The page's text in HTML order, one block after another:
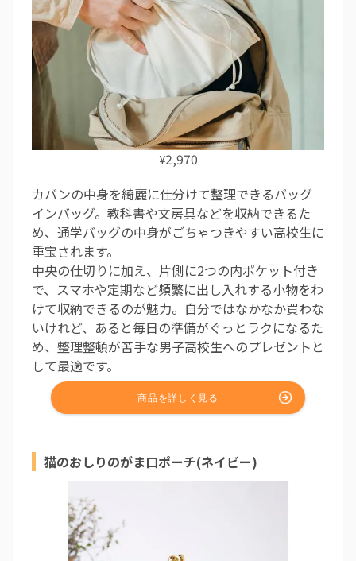
¥2,970
カバンの中身を綺麗に仕分けて整理できるバッグ
インバッグ。教科書や文房具などを収納できるた
め、通学バッグの中身がごちゃつきやすい高校生に
重宝されます。
中央の仕切りに加え、片側に2つの内ポケット付き
で、スマホや定期など頻繁に出し入れする小物をわ
けて収納できるのが魅力。自分ではなかなか買わな
いけれど、あると毎日の準備がぐっとラクになるた
め、整理整頓が苦手な男子高校生へのプレゼントと
して最適です。
猫のおしりのがま口ポーチ(ネイビー)